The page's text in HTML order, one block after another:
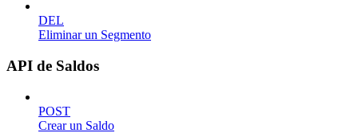
DEL
Eliminar un Segmento
API de Saldos
POST
Crear un Saldo